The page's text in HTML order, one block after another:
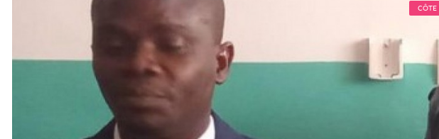
CÔTE